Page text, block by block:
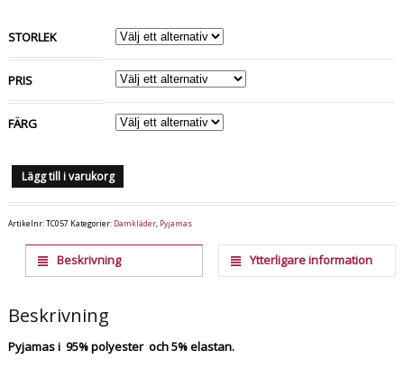
STORLEK
PRIS
FÄRG
Lägg till i varukorg
Artikelnr:TC057 Kategorier: Damkläder, Pyjamas
Beskrivning Ytterligare information
Beskrivning
Pyjamas i 95% polyester och 5% elastan.